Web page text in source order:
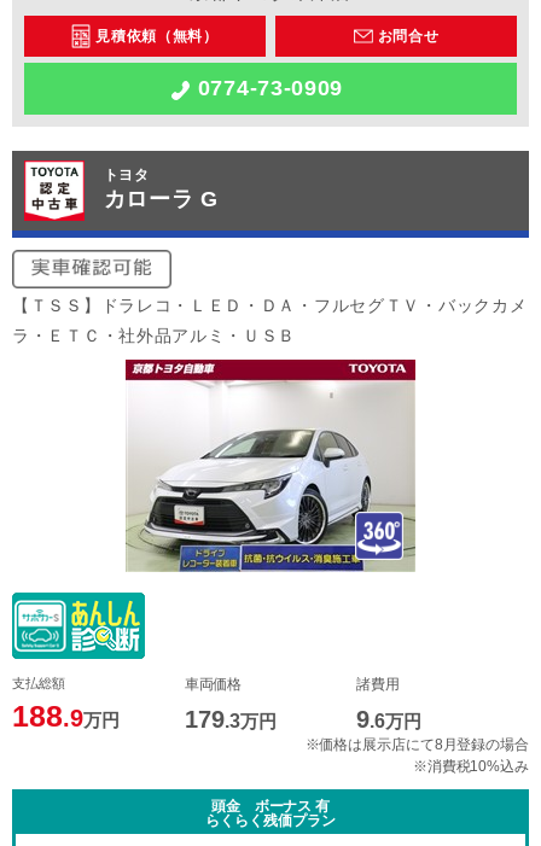
見積依頼（無料） お問合せ
0774-73-0909
トヨタ
カローラ G
【ＴＳＳ】ドラレコ・ＬＥＤ・ＤＡ・フルセグＴＶ・バックカメ
ラ・ＥＴＣ・社外品アルミ・ＵＳＢ
支払総額
188.9万円
車両価格
179.3万円
諸費用
9.6万円
※価格は展示店にて8月登録の場合
※消費税10%込み
頭金 ボーナス 有
らくらく残価プラン